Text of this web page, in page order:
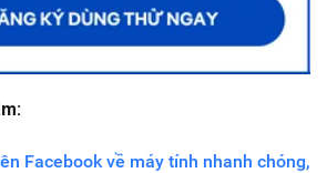
Facebook về máy tính nhanh chóng,